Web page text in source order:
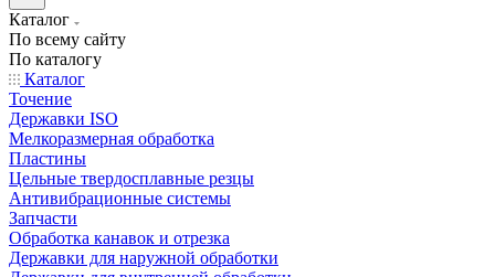
Каталог
По всему сайту
По каталогу
Каталог
Точение
Державки ISO
Мелкоразмерная обработка
Пластины
Цельные твердосплавные резцы
Антивибрационные системы
Запчасти
Обработка канавок и отрезка
Державки для наружной обработки